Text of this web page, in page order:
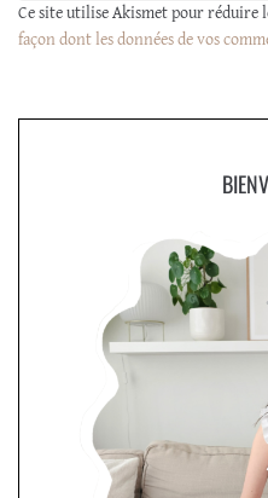
Ce site utilise Akismet pour réduire
façon dont les données de vos